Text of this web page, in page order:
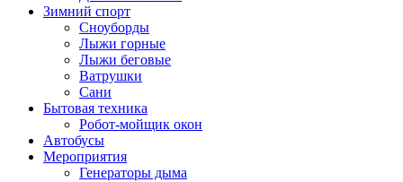
Зимний спорт
Сноуборды
Лыжи горные
Лыжи беговые
Ватрушки
Сани
Бытовая техника
Робот-мойщик окон
Автобусы
Мероприятия
Генераторы дыма